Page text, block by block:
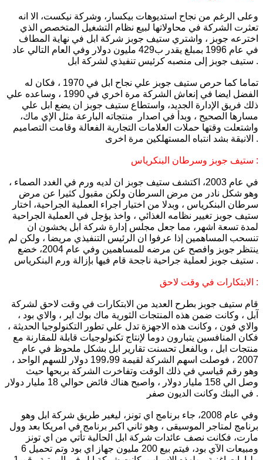
وعلى الرغم من نجاح استديوهات بيكسار، وشركة نيكست، الا انه
تعثرت الشركة في محاولاتها لبيع نظام التشغيل المتخصص الذي
اخترعه جوبز ، واشتري ستيف جوبز شركة ابل في نهاية المطاف
في عام 1996 بمبلغ يقدر ب429 مليون دولار وفي العام التالي عاد
ستيف جوبز إلى منصبه كرئيس تنفيذي لشركة ابل .
تماما كما حرص ستيف جوبز علي نجاح ابل في 1970 ، فكان له
الفضل ايضا في إنعاش الشركة مرة اخري في 1990 ، وساعده علي
ذلك فريق الإدارة الجديد، واستطاع ستيف جوبز ان يضع ابل علي
مسارها الصحيح ، وبدأ في اصدار منتجاته البارعة مثل الإي ماك،
واشتعلت وقتها حملات العلامات التجارية الفعالة وقامت التصاميم
الانيقة بشد انتباه المستهلكين مرة اخرى .
ستيف جوبز وسرطان البنكرياس :
في عام 2003، اكتشف ستيف جوبز ان لديه ورم في الغدد الصماء ،
وهو شكل نادر من مرض السرطان ولكن مقبول كثيرا عن مرض
سرطان البنكرياس ، وبدلا من اختيار اجراء العملية الجراحية، اختار
ستيف جوبز تغيير نظامه الغذائي ، واخذ يؤجل في العملية الجراحية
لمدة تسعة اشهر، مما جعل مجلس إدارة شركة ابل يخشون ان
تنسحب المساهمين إذا عرفوا ان الرئيس التنفيذي مريضا ، ولكن لم
ينتظر جوبز وافصح عن مرضه للمساهمين وفي عام 2004، خضع
ستيف جوبز لعملية جراحية ناجحة قام فيها بإزالة ورم البنكرياس .
الابتكارات في وقت لاحق :
قام ستيف جوبز بطرح العديد من الابتكارات في وقت لاحق لشركة
آبل ، وكانت ضمن هذه المنتجات الثورية ماك بوك اير ، والاي بود ،
والاي فون ، وكانت هذه الاجهزة تدل علي تطور التكنولوجيا الحديثة ،
فكان المنافسين يتبارون دوما لإنتاج تكنولوجيات قابلة للمقارنة مع
منتجات ابل ، وبالفعل تحسنت تقارير ابل بشكل ملحوظ في عام
2007 ، فوصلت اسهم الشركة لقيمة 199،99 دولار للسهم الواحد ،
وهو رقم قياسي في ذلك الوقت وتفاخرت الشركة بربحها حيث
وصل الي 158 مليار دولار ، واصبح هناك فائض حوالي 18 مليار دولار
في البنك وكانت الديون صفر .
وفي عام 2008، جاء برنامج اي تونز، ليغير طريق شركة ابل وهو
برنامج لمتاجر الموسيقى ، وهو ثاني اكبر برنامج في امريكا بعد وول
مارت، فكانت نصف عائدات شركة ابل الحالية تأتي من اي تونز
ومبيعات الآي بود، فيتم بيع 200 مليون جهاز اي بود وتم تحميل 6